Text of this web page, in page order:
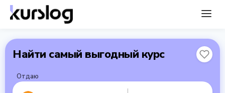
Найти самый выгодный курс
Отдаю